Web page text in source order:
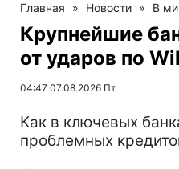
Главная » Новости » В
Крупнейшие
от ударов по
04:47 07.08.2026 Пт
Как в ключевых
проблемных